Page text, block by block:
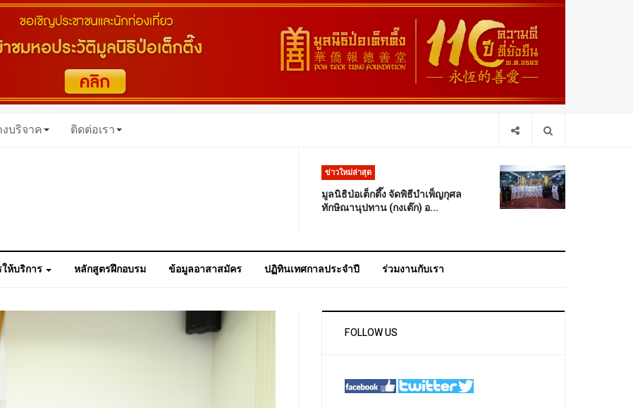
บริจาค ติดต่อเรา
ข่าวใหม่ล่าสุด
มูลนิธิป่อเต็กตึ๊ง จัดพิธีบำเพ็ญกุศล
ทักษิณานุปทาน (กงเต๊ก) อ...
ห้บริการ หลักสูตรฝึกอบรม ข้อมูลอาสาสมัคร ปฏิทินเทศกาลประจำปี ร่วมงานกับเรา
FOLLOW US